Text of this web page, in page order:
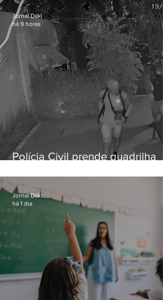
Polícia Civil prende quadrilha
residências de luxo no Rio
Jornal Daki
há 9 horas
Jornal Daki
há 1 dia